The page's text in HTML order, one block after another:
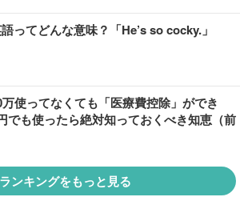
ってどんな意味？「He’s so cocky.」
使ってなくても「医療費控除」ができ
でも使ったら絶対知っておくべき知恵（前
ランキングをもっと見る